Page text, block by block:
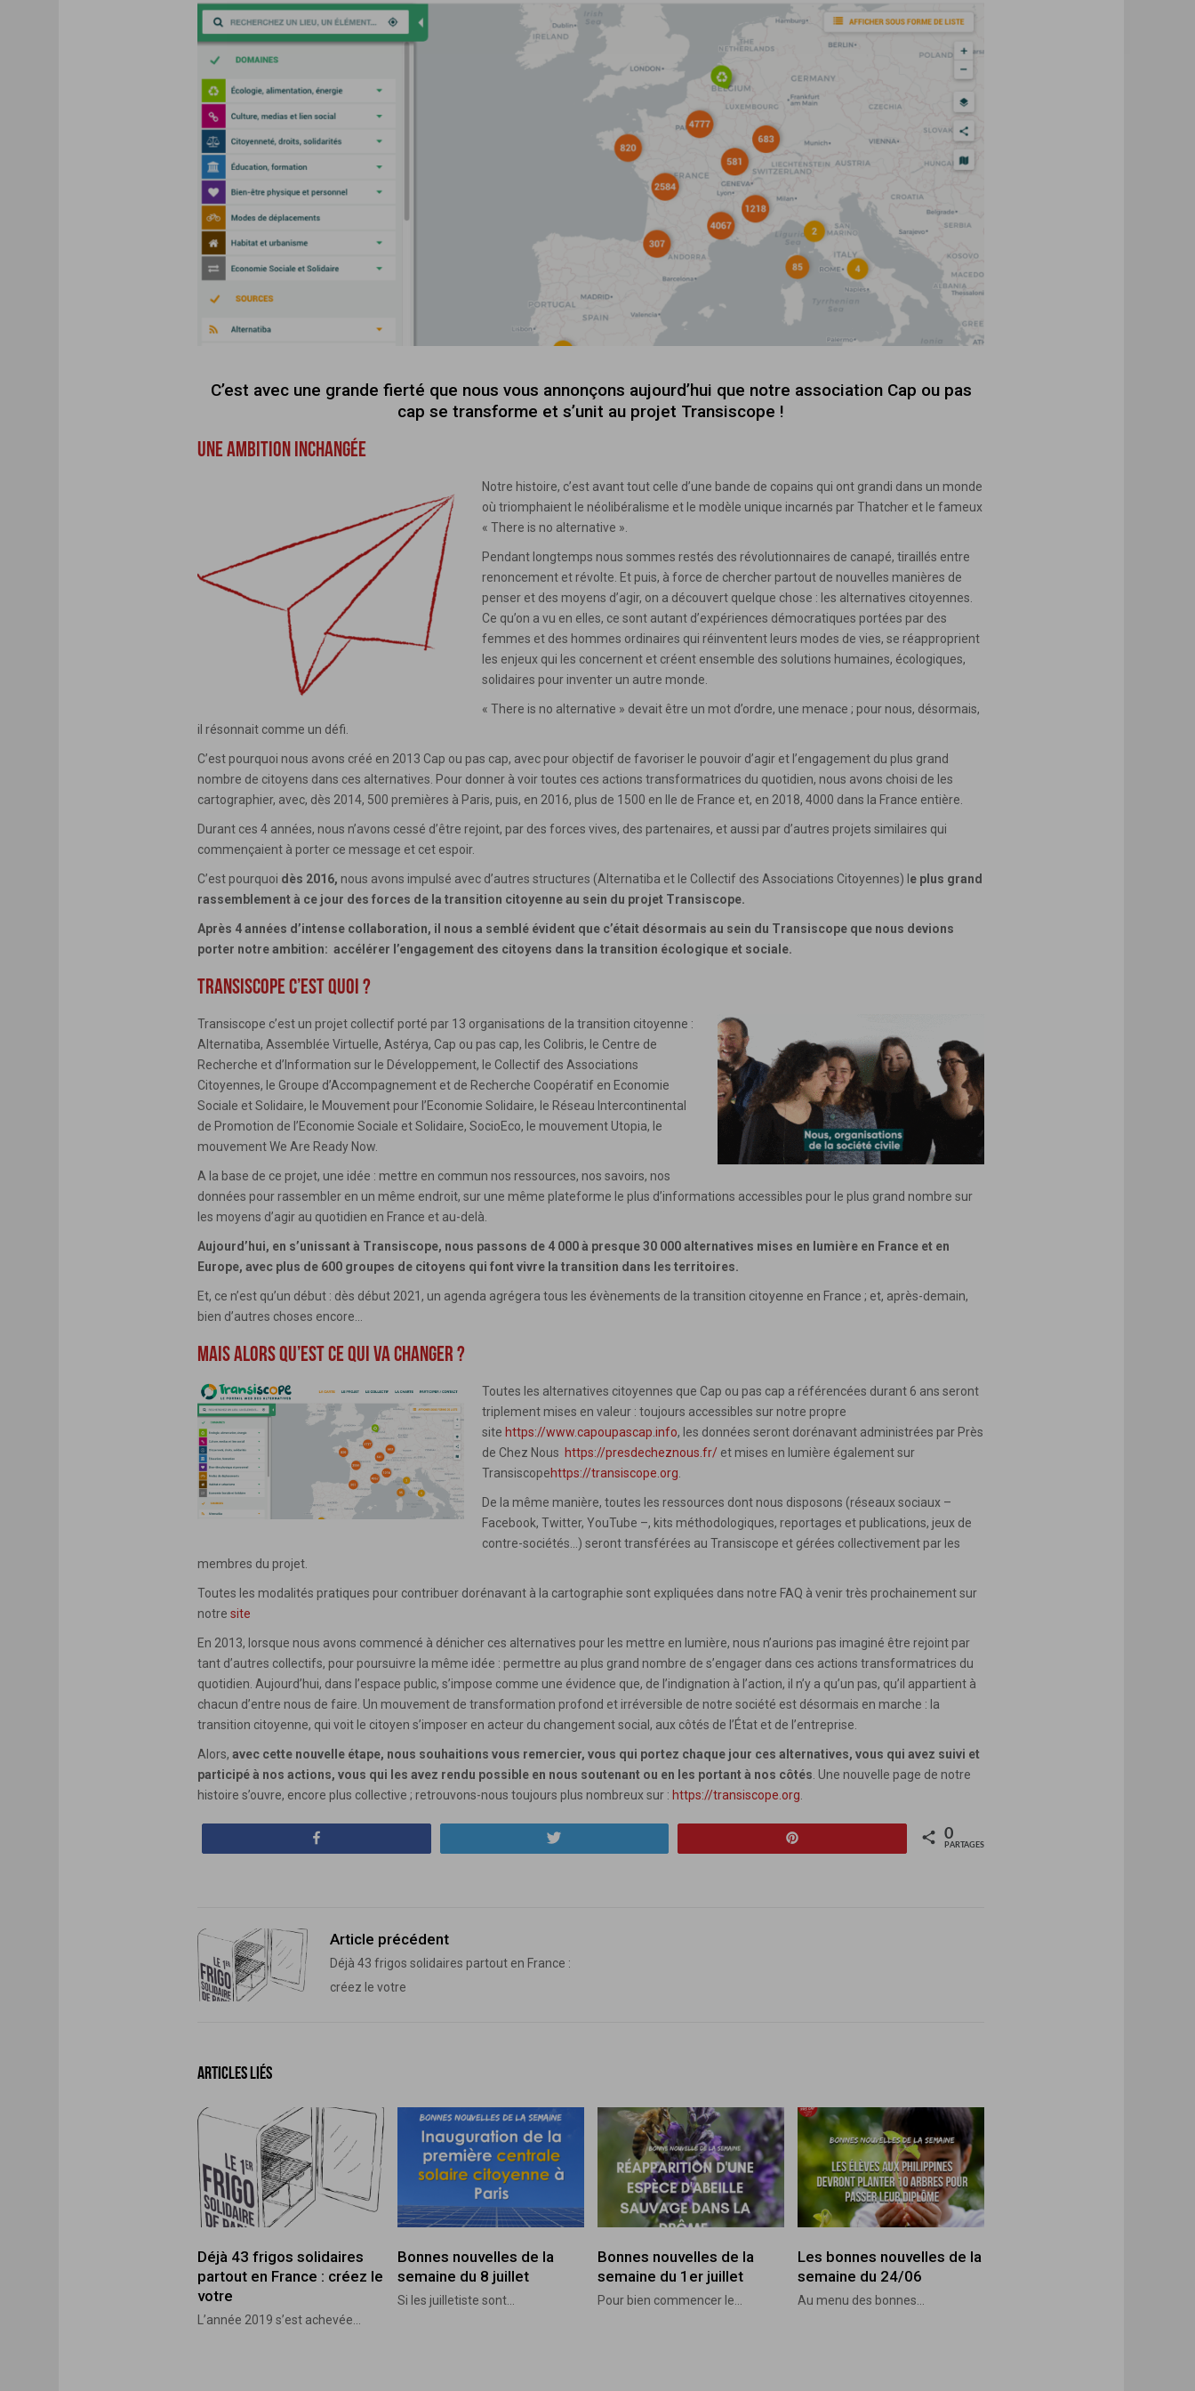
C’est avec une grande fierté que nous vous annonçons aujourd’hui que notre association Cap ou pas
cap se transforme et s’unit au projet Transiscope !
UNE AMBITION INCHANGÉE
Notre histoire, c’est avant tout celle d’une bande de copains qui ont grandi dans un monde
où triomphaient le néolibéralisme et le modèle unique incarnés par Thatcher et le fameux
« There is no alternative ».
Pendant longtemps nous sommes restés des révolutionnaires de canapé, tiraillés entre
renoncement et révolte. Et puis, à force de chercher partout de nouvelles manières de
penser et des moyens d’agir, on a découvert quelque chose : les alternatives citoyennes.
Ce qu’on a vu en elles, ce sont autant d’expériences démocratiques portées par des
femmes et des hommes ordinaires qui réinventent leurs modes de vies, se réapproprient
les enjeux qui les concernent et créent ensemble des solutions humaines, écologiques,
solidaires pour inventer un autre monde.
« There is no alternative » devait être un mot d’ordre, une menace ; pour nous, désormais,
il résonnait comme un défi.
C’est pourquoi nous avons créé en 2013 Cap ou pas cap, avec pour objectif de favoriser le pouvoir d’agir et l’engagement du plus grand
nombre de citoyens dans ces alternatives. Pour donner à voir toutes ces actions transformatrices du quotidien, nous avons choisi de les
cartographier, avec, dès 2014, 500 premières à Paris, puis, en 2016, plus de 1500 en Ile de France et, en 2018, 4000 dans la France entière.
Durant ces 4 années, nous n’avons cessé d’être rejoint, par des forces vives, des partenaires, et aussi par d’autres projets similaires qui
commençaient à porter ce message et cet espoir.
C’est pourquoi dès 2016, nous avons impulsé avec d’autres structures (Alternatiba et le Collectif des Associations Citoyennes) l e plus grand
rassemblement à ce jour des forces de la transition citoyenne au sein du projet Transiscope.
Après 4 années d’intense collaboration, il nous a semblé évident que c’était désormais au sein du Transiscope que nous devions
porter notre ambition: accélérer l’engagement des citoyens dans la transition écologique et sociale.
TRANSISCOPE C’EST QUOI ?
Transiscope c’est un projet collectif porté par 13 organisations de la transition citoyenne :
Alternatiba, Assemblée Virtuelle, Astérya, Cap ou pas cap, les Colibris, le Centre de
Recherche et d’Information sur le Développement, le Collectif des Associations
Citoyennes, le Groupe d’Accompagnement et de Recherche Coopératif en Economie
Sociale et Solidaire, le Mouvement pour l’Economie Solidaire, le Réseau Intercontinental
de Promotion de l’Economie Sociale et Solidaire, SocioEco, le mouvement Utopia, le
mouvement We Are Ready Now.
A la base de ce projet, une idée : mettre en commun nos ressources, nos savoirs, nos
données pour rassembler en un même endroit, sur une même plateforme le plus d’informations accessibles pour le plus grand nombre sur
les moyens d’agir au quotidien en France et au-delà.
Aujourd’hui, en s’unissant à Transiscope, nous passons de 4 000 à presque 30 000 alternatives mises en lumière en France et en
Europe, avec plus de 600 groupes de citoyens qui font vivre la transition dans les territoires.
Et, ce n’est qu’un début : dès début 2021, un agenda agrégera tous les évènements de la transition citoyenne en France ; et, après-demain,
bien d’autres choses encore…
MAIS ALORS QU’EST CE QUI VA CHANGER ?
Toutes les alternatives citoyennes que Cap ou pas cap a référencées durant 6 ans seront
triplement mises en valeur : toujours accessibles sur notre propre
site https://www.capoupascap.info, les données seront dorénavant administrées par Près
de Chez Nous https://presdecheznous.fr/ et mises en lumière également sur
Transiscopehttps://transiscope.org
De la même manière, toutes les ressources dont nous disposons (réseaux sociaux –
Facebook, Twitter, YouTube –, kits méthodologiques, reportages et publications, jeux de
contre-sociétés…) seront transférées au Transiscope et gérées collectivement par les
membres du projet.
Toutes les modalités pratiques pour contribuer dorénavant à la cartographie sont expliquées dans notre FAQ à venir très prochainement sur
notresite
En 2013, lorsque nous avons commencé à dénicher ces alternatives pour les mettre en lumière, nous n’aurions pas imaginé être rejoint par
tant d’autres collectifs, pour poursuivre la même idée : permettre au plus grand nombre de s’engager dans ces actions transformatrices du
quotidien. Aujourd’hui, dans l’espace public, s’impose comme une évidence que, de l’indignation à l’action, il n’y a qu’un pas, qu’il appartient à
chacun d’entre nous de faire. Un mouvement de transformation profond et irréversible de notre société est désormais en marche : la
transition citoyenne, qui voit le citoyen s’imposer en acteur du changement social, aux côtés de l’État et de l’entreprise.
Alors,avec cette nouvelle étape, nous souhaitions vous remercier, vous qui portez chaque jour ces alternatives, vous qui avez suivi et
participé à nos actions, vous qui les avez rendu possible en nous soutenant ou en les portant à nos côtés . Une nouvelle page de notre
histoire s’ouvre, encore plus collective ; retrouvons-nous toujours plus nombreux sur : https://transiscope.org
0
PARTAGES
Article précédent
Déjà 43 frigos solidaires partout en France :
créez le votre
ARTICLES LIÉS
Déjà 43 frigos solidaires
partout en France : créez le
votre
L’année 2019 s’est achevée...
Bonnes nouvelles de la
semaine du 8 juillet
Si les juilletiste sont...
Bonnes nouvelles de la
semaine du 1er juillet
Pour bien commencer le...
Les bonnes nouvelles de la
semaine du 24/06
Au menu des bonnes...